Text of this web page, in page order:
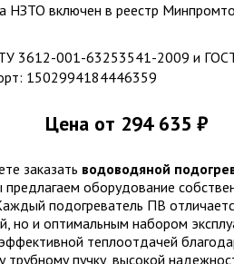
НЗТО включен в реестр
ТУ 3612-001-63253541-2009 и
1502994184446359
Цена от 294 635 ₽
заказать водоводяной
оборудование
подогреватель ПВ
но и оптимальным набором
теплоотдачей
трубному пучку, высокой